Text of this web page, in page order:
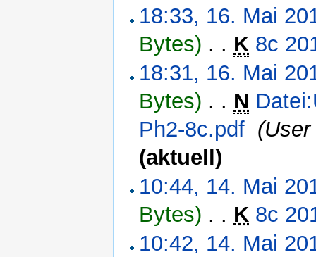
18:33, 16. Mai
Bytes) . . K 8c
18:31, 16. Mai
Bytes) . . N
Ph2-8c.pdf
(aktuell)
10:44, 14. Mai
Bytes) . . K 8c
10:42, 14. Mai